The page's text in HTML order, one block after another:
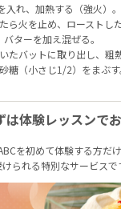
れ、加熱する（強火）。
ら火を止め、ロースト
ターを加え混ぜる。
たバットに取り出し、粗
糖（小さじ1/2）をまぶす
は体験レッスンで
を初めて体験する方だ
けられる特別なサービスで